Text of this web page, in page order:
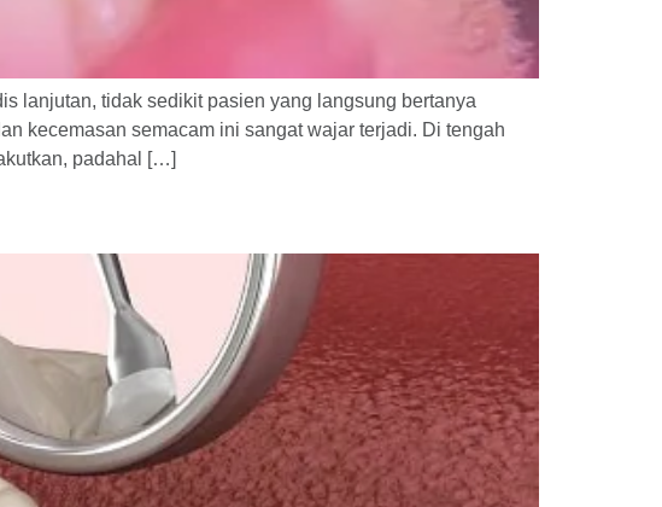
lanjutan, tidak sedikit pasien yang langsung bertanya
kecemasan semacam ini sangat wajar terjadi. Di tengah
padahal […]